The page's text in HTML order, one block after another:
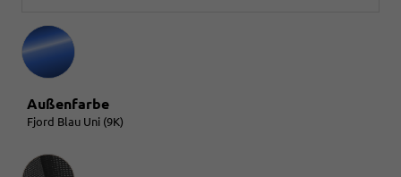
Außenfarbe
Fjord Blau Uni (9K)
Innenausstattung